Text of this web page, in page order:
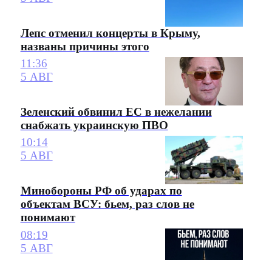
Лепс отменил концерты в Крыму,
названы причины этого
11:36
5 АВГ
Зеленский обвинил ЕС в нежелании
снабжать украинскую ПВО
10:14
5 АВГ
Минобороны РФ об ударах по
объектам ВСУ: бьем, раз слов не
понимают
08:19
5 АВГ